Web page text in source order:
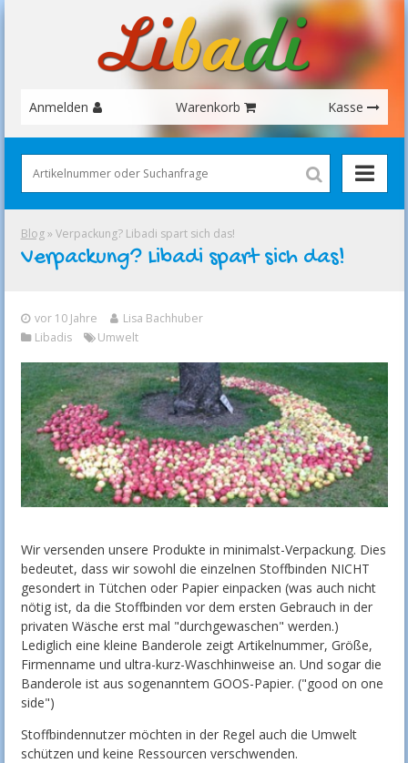
Anmelden Warenkorb Kasse
Blog» Verpackung? Libadi spart sich das!
Verpackung? Libadi spart sich das!
vor 10 Jahre
Lisa Bachhuber
Libadis
Umwelt
Wir versenden unsere Produkte in minimalst-Verpackung. Dies
bedeutet, dass wir sowohl die einzelnen Stoffbinden NICHT
gesondert in Tütchen oder Papier einpacken (was auch nicht
nötig ist, da die Stoffbinden vor dem ersten Gebrauch in der
privaten Wäsche erst mal "durchgewaschen" werden.)
Lediglich eine kleine Banderole zeigt Artikelnummer, Größe,
Firmenname und ultra-kurz-Waschhinweise an. Und sogar die
Banderole ist aus sogenanntem GOOS-Papier. ("good on one
side")
Stoffbindennutzer möchten in der Regel auch die Umwelt
schützen und keine Ressourcen verschwenden.